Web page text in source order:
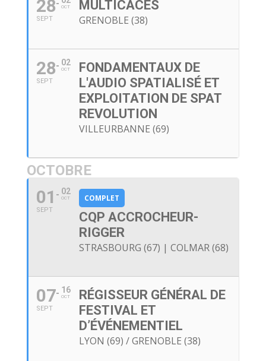
28
SEPT
OCT MULTICACES
GRENOBLE (38)
28
SEPT
02
OCT
FONDAMENTAUX DE
L'AUDIO SPATIALISÉ ET
EXPLOITATION DE SPAT
REVOLUTION
VILLEURBANNE (69)
OCTOBRE
01
SEPT
02
OCT COMPLET
CQP ACCROCHEUR-
RIGGER
STRASBOURG (67) | COLMAR (68)
07
SEPT
16
OCT
RÉGISSEUR GÉNÉRAL DE
FESTIVAL ET
D’ÉVÉNEMENTIEL
LYON (69) / GRENOBLE (38)